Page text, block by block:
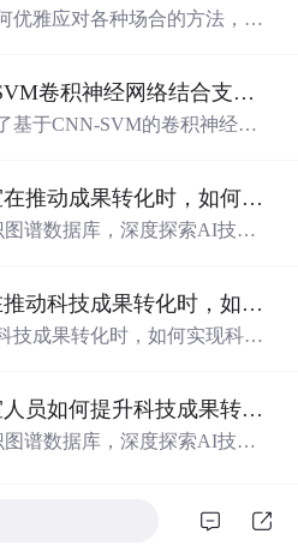
优雅应对各种场合的方法，分
故障识别基于CNN-SVM卷积神经网络结合支持向量机的数据分类预测研究（Matlab代码实现）
基于CNN-SVM的卷积神经网
特征，再由SVM进行高精度
有效提升了故障识别的准确
识别等场景中具有重要应用
、深度学习、图像处理、路
个前沿科研方向的技术资源，
从事电气工程、自动化、人工
领域研究的研发人员及高校研
助所提供的丰富算法案例开展
高校技术转移办公室在推动成果转化时，如何识别高质量专利？.docx
谱数据库，深度探索AI技术
，推动科技创新与产业创新政府科技管理部门在推动科技成果转化时，如何实现科技成果与产业需求的精准对接？.docx
技成果转化时，如何实现科技
高校技术转移办公室人员如何提升科技成果转化的响应速度与合作成功率？.docx
谱数据库，深度探索AI技术
案，推动科技创新与产业创新